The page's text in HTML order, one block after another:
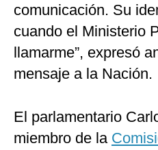
comunicación. Su
cuando el Ministerio
llamarme”, expresó
mensaje a la Nación.
El parlamentario
miembro de la